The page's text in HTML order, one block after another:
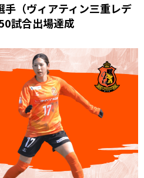
（ヴィアティン三重レデ
試合出場達成